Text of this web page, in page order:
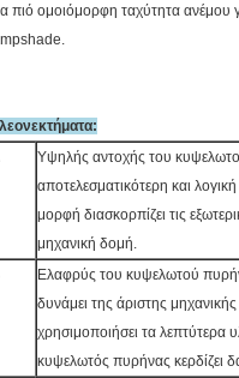
πιό ομοιόμορφη ταχύτητα ανέμου
Υψηλής αντοχής του
αποτελεσματικότερη και
μορφή διασκορπίζει τις
μηχανική δομή.
Ελαφρύς του κυψελωτού
δυνάμει της άριστης
χρησιμοποιήσει τα λεπτύτερα
κυψελωτός πυρήνας κερδίζει